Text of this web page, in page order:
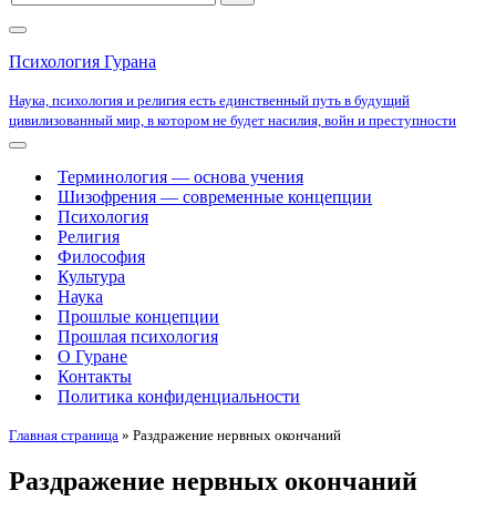
Меню
навигации
Психология Гурана
Наука, психология и религия есть единственный путь в будущий
цивилизованный мир, в котором не будет насилия, войн и преступности
Меню
навигацииТерминология — основа учения
Шизофрения — современные концепции
Психология
Религия
Философия
Культура
Наука
Прошлые концепции
Прошлая психология
О Гуране
Контакты
Политика конфиденциальности
Главная страница » Раздражение нервных окончаний
Раздражение нервных окончаний